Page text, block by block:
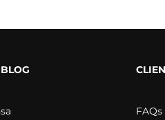
FAQs